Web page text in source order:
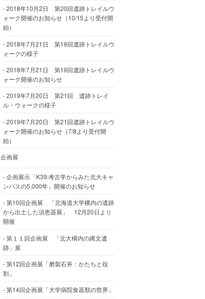
2018年10月2日 第20回遺跡トレイルウ
ォーク開催のお知らせ（10/15より受付開
始）
2018年7月21日 第19回遺跡トレイルウ
ォークの様子
2018年7月21日 第19回遺跡トレイルウ
ォーク開催のお知らせ
2019年7月20日 第21回 遺跡トレイ
ル・ウォークの様子
2019年7月20日 第21回遺跡トレイルウ
ォーク開催のお知らせ（7/8より受付開
始）
企画展
企画展示「K39:考古学からみた北大キャ
ンパスの5,000年」開催のお知らせ
第10回企画展 「北海道大学構内の遺跡
から出土した須恵器展」 12月20日より
開催
第１１回企画展 「北大構内の縄文遺
跡」展
第12回企画展「磨製石斧：かたちと役
割」
第14回企画展「大学病院食器類の世界」